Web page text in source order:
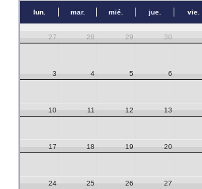
lun. mar. mié. jue. vie.
27 28 29 30
3 4 5 6
10 11 12 13
17 18 19 20
24 25 26 27